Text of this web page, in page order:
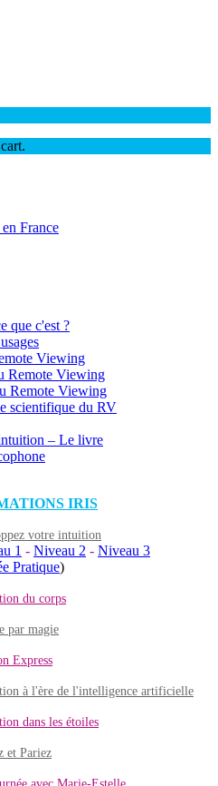
France
que c'est ?
Viewing
Remote Viewing
Remote Viewing
scientifique du RV
– Le livre
IRIS
votre intuition
1 - Niveau 2 - Niveau 3
Pratique)
du corps
par magie
Express
à l'ère de l'intelligence artificielle
dans les étoiles
et Pariez